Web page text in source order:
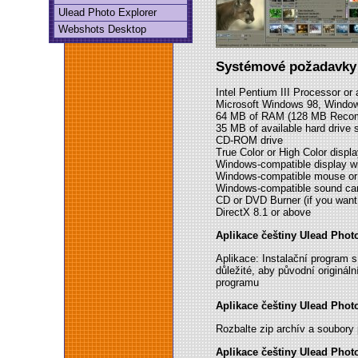
Systémové
Intel Pentium III Processor or
Microsoft Windows 98,
64 MB of RAM (128 MB
35 MB of available hard drive
CD-ROM drive
True Color or High Color
Windows-compatible display
Windows-compatible mouse
Windows-compatible sound
CD or DVD Burner (if you
DirectX 8.1 or above
Aplikace češtiny Ulead
Aplikace: Instalační program
důležité, aby původní
programu
Aplikace češtiny Ulead
Rozbalte zip archív a
Aplikace češtiny Ulead
Ulead Photo Explorer
Webshots Desktop